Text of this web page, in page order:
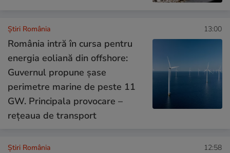
Știri România 13:00
România intră în cursa pentru
energia eoliană din offshore:
Guvernul propune șase
perimetre marine de peste 11
GW. Principala provocare –
rețeaua de transport
Știri România 12:58